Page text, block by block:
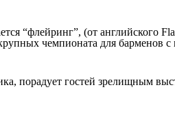
“флейринг”, (от английского
чемпионата для
порадует гостей зрелищным